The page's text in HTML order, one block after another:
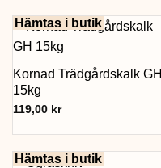
Hämtas i butik
Kornad Trädgårdskalk GH
15kg
119,00 kr
Hämtas i butik